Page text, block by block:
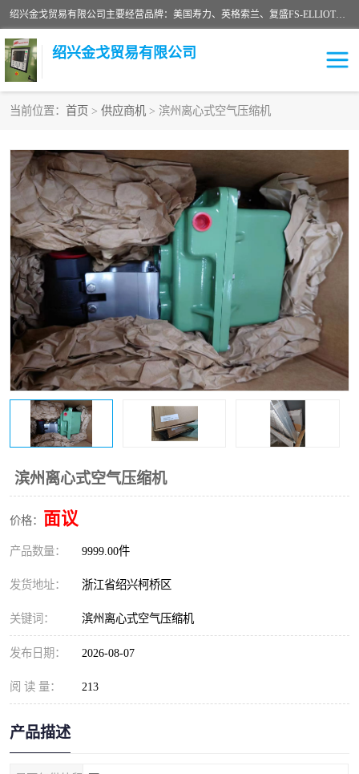
绍兴金戈贸易有限公司主要经营品牌：美国寿力、英格索兰、复盛FS-ELLIOTT，库伯COOPER、阿特拉斯等品牌空压机及配件销售；承接全厂空气压缩机管理、维护保养；节能改造；气体干燥机销售、维护、维修、保养。销售各种品牌空压机空气滤芯、油滤芯、油气分离器；精密过滤器滤芯；除油雾滤芯；抽真空滤芯，消音器，疏水器。劳务承接：全厂空压机维修保养工程，安装工程；移机或汰换工程；节能改造工程等。
绍兴金戈贸易有限公司
当前位置： 首页 > 供应商机 > 滨州离心式空气压缩机
滨州离心式空气压缩机
价格： 面议
产品数量： 9999.00件
发货地址： 浙江省绍兴柯桥区
关键词： 滨州离心式空气压缩机
发布日期： 2026-08-07
阅 读 量： 213
产品描述
超级冷却剂 英格索兰配件
中车鼓风机 闽台富源特种陶瓷
美国寿力空压机零部件 英格索兰离心机空滤芯
英格索兰COOPER离心机
配件
库伯卡麦隆离心机零件
微电脑控制器 离心式压缩机高速转子组
复盛离心机零件 中冷耐高温气侧密封胶垫
空气过滤器
CAMERON空压机维修 CAMERON空压机显示屏